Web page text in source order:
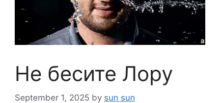
Не бесите Лору
September 1, 2025 by sun sun